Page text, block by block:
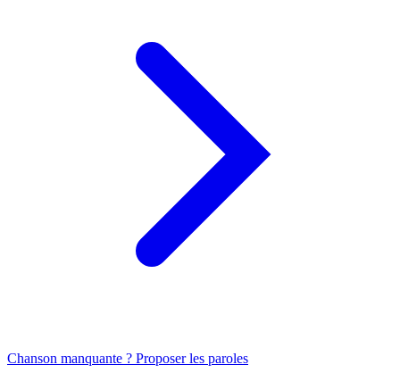
Chanson manquante ? Proposer les paroles